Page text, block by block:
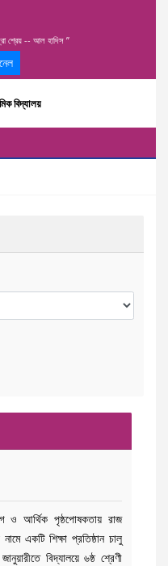
শ্রেয় -- আল হাদিস ”
বিদ্যালয়
ও আর্থিক পৃষ্ঠপোষকতায় রাজ
একটি শিক্ষা প্রতিষ্ঠান চালু
বিদ্যালয়ে ৬ষ্ঠ শ্রেণী